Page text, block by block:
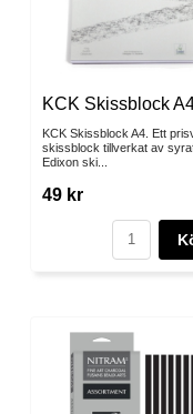
KCK Skissblock
KCK Skissblock A4. Ett
skissblock tillverkat av
Edixon ski...
49 kr